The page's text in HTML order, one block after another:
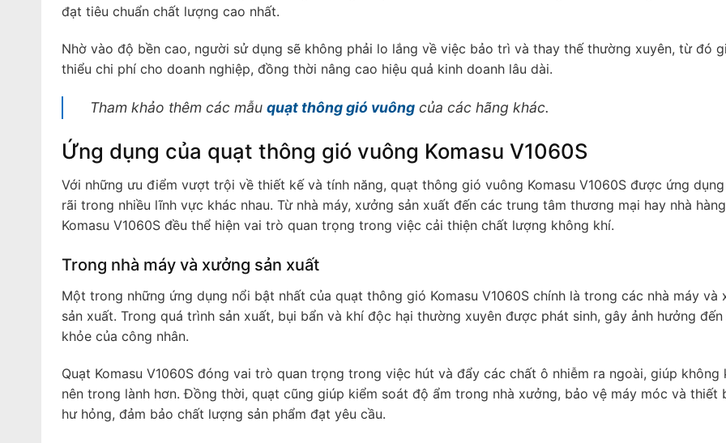
đạt tiêu chuẩn chất lượng cao nhất.
Nhờ vào độ bền cao, người sử dụng sẽ không phải lo lắng về việc bảo trì và thay thế thường xuyên, từ đó
thiểu chi phí cho doanh nghiệp, đồng thời nâng cao hiệu quả kinh doanh lâu dài.
Tham khảo thêm các mẫu quạt thông gió vuôngcủa các hãng khác.
Ứng dụng của quạt thông gió vuông Komasu V1060S
Với những ưu điểm vượt trội về thiết kế và tính năng, quạt thông gió vuông Komasu V1060S được ứng
rãi trong nhiều lĩnh vực khác nhau. Từ nhà máy, xưởng sản xuất đến các trung tâm thương mại hay nhà
Komasu V1060S đều thể hiện vai trò quan trọng trong việc cải thiện chất lượng không khí.
Trong nhà máy và xưởng sản xuất
Một trong những ứng dụng nổi bật nhất của quạt thông gió Komasu V1060S chính là trong các nhà máy và
sản xuất. Trong quá trình sản xuất, bụi bẩn và khí độc hại thường xuyên được phát sinh, gây ảnh hưởng đến
khỏe của công nhân.
Quạt Komasu V1060S đóng vai trò quan trọng trong việc hút và đẩy các chất ô nhiễm ra ngoài, giúp không
nên trong lành hơn. Đồng thời, quạt cũng giúp kiểm soát độ ẩm trong nhà xưởng, bảo vệ máy móc và thiết
hư hỏng, đảm bảo chất lượng sản phẩm đạt yêu cầu.